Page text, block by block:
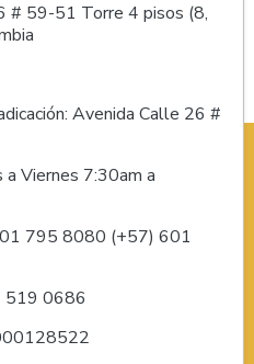
# 59-51 Torre 4 pisos (8,
Avenida Calle 26 #
a Viernes 7:30am a
795 8080 (+57) 601
519 0686